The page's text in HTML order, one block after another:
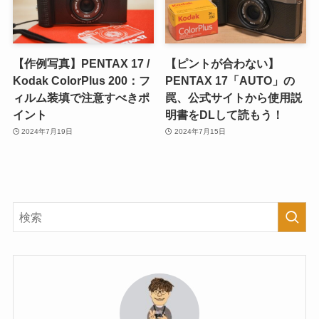
【作例写真】PENTAX 17 /
Kodak ColorPlus 200：フ
ィルム装填で注意すべきポ
イント
2024年7月19日
【ピントが合わない】
PENTAX 17「AUTO」の
罠、公式サイトから使用説
明書をDLして読もう！
2024年7月15日